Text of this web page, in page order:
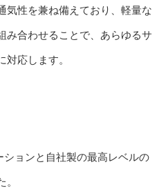
気性を兼ね備えており、軽量な
み合わせることで、あらゆるサ
応します。
ョンと自社製の最高レベルの